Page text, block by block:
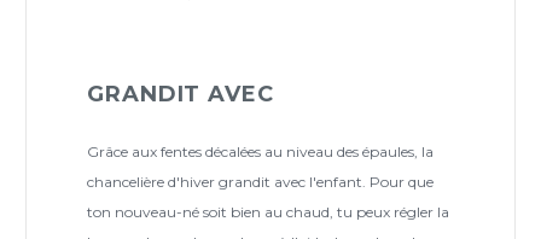
GRANDIT AVEC
Grâce aux fentes décalées au niveau des épaules, la
chancelière d'hiver grandit avec l'enfant. Pour que
ton nouveau-né soit bien au chaud, tu peux régler la